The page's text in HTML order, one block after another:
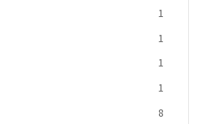
1
1
1
1
8